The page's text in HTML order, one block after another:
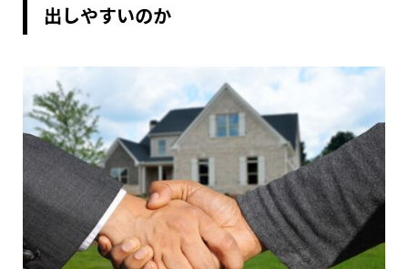
出しやすいのか